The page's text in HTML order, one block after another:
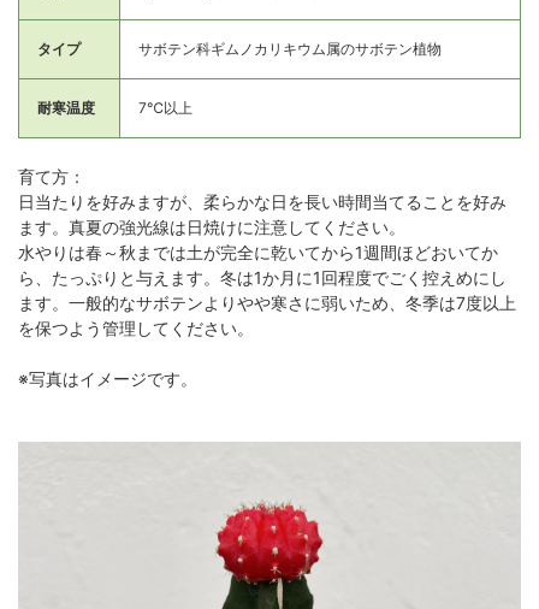
タイプ サボテン科ギムノカリキウム属のサボテン植物
耐寒温度 7℃以上
育て方：
日当たりを好みますが、柔らかな日を長い時間当てることを好み
ます。真夏の強光線は日焼けに注意してください。
水やりは春～秋までは土が完全に乾いてから1週間ほどおいてか
ら、たっぷりと与えます。冬は1か月に1回程度でごく控えめにし
ます。一般的なサボテンよりやや寒さに弱いため、冬季は7度以上
を保つよう管理してください。
※写真はイメージです。